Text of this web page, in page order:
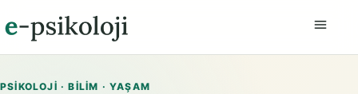
PSIKOLOJI · BILIM · YAŞAM